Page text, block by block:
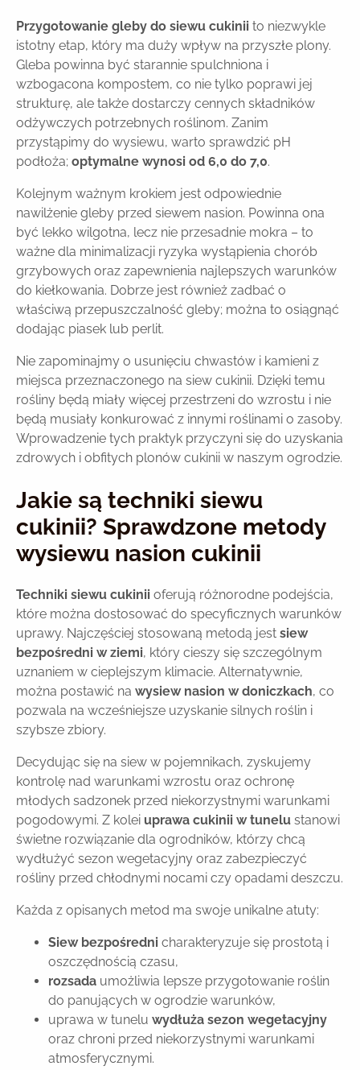
Przygotowanie gleby do siewu cukinii to niezwykle
istotny etap, który ma duży wpływ na przyszłe plony.
Gleba powinna być starannie spulchniona i
wzbogacona kompostem, co nie tylko poprawi jej
strukturę, ale także dostarczy cennych składników
odżywczych potrzebnych roślinom. Zanim
przystąpimy do wysiewu, warto sprawdzić pH
podłoża; optymalne wynosi od 6,0 do 7,0.
Kolejnym ważnym krokiem jest odpowiednie
nawilżenie gleby przed siewem nasion. Powinna ona
być lekko wilgotna, lecz nie przesadnie mokra – to
ważne dla minimalizacji ryzyka wystąpienia chorób
grzybowych oraz zapewnienia najlepszych warunków
do kiełkowania. Dobrze jest również zadbać o
właściwą przepuszczalność gleby; można to osiągnąć
dodając piasek lub perlit.
Nie zapominajmy o usunięciu chwastów i kamieni z
miejsca przeznaczonego na siew cukinii. Dzięki temu
rośliny będą miały więcej przestrzeni do wzrostu i nie
będą musiały konkurować z innymi roślinami o zasoby.
Wprowadzenie tych praktyk przyczyni się do uzyskania
zdrowych i obfitych plonów cukinii w naszym ogrodzie.
Jakie są techniki siewu
cukinii? Sprawdzone metody
wysiewu nasion cukinii
Techniki siewu cukinii oferują różnorodne podejścia,
które można dostosować do specyficznych warunków
uprawy. Najczęściej stosowaną metodą jest siew
bezpośredni w ziemi, który cieszy się szczególnym
uznaniem w cieplejszym klimacie. Alternatywnie,
można postawić na wysiew nasion w doniczkach, co
pozwala na wcześniejsze uzyskanie silnych roślin i
szybsze zbiory.
Decydując się na siew w pojemnikach, zyskujemy
kontrolę nad warunkami wzrostu oraz ochronę
młodych sadzonek przed niekorzystnymi warunkami
pogodowymi. Z kolei uprawa cukinii w tunelu stanowi
świetne rozwiązanie dla ogrodników, którzy chcą
wydłużyć sezon wegetacyjny oraz zabezpieczyć
rośliny przed chłodnymi nocami czy opadami deszczu.
Każda z opisanych metod ma swoje unikalne atuty:
Siew bezpośredni charakteryzuje się prostotą i
oszczędnością czasu,
rozsada umożliwia lepsze przygotowanie roślin
do panujących w ogrodzie warunków,
uprawa w tunelu wydłuża sezon wegetacyjny
oraz chroni przed niekorzystnymi warunkami
atmosferycznymi.